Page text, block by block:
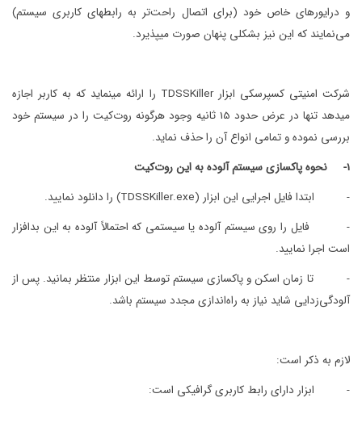
و درایورهای خاص خود (برای اتصال راحت‌تر به رابطهای کاربری سیستم)
می‌نمایند که این نیز بشکلی پنهان صورت میپذیرد.
شرکت امنیتی کسپرسکی ابزار TDSSKiller را ارائه مینماید که به کاربر اجازه
میدهد تنها در عرض حدود 15 ثانیه وجود هرگونه روت‌کیت را در سیستم خود
بررسی نموده و تمامی انواع آن را حذف نماید.
1-
نحوه پاکسازی سیستم آلوده به این روت‌کیت
- ابتدا فایل اجرایی این ابزار (TDSSKiller.exe) را دانلود نمایید.
- فایل را روی سیستم آلوده یا سیستمی که احتمالاً آلوده به این بدافزار
است اجرا نمایید.
- تا زمان اسکن و پاکسازی سیستم توسط این ابزار منتظر بمانید. پس از
آلودگی‌زدایی شاید نیاز به راه‌اندازی مجدد سیستم باشد.
لازم به ذکر است:
- ابزار دارای رابط کاربری گرافیکی است: